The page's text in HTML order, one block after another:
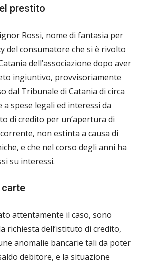
prestito
Rossi, nome di fantasia per
del consumatore che si è rivolto
dell’associazione dopo aver
ingiuntivo, provvisoriamente
dal Tribunale di Catania di circa
a spese legali ed interessi da
di credito per un’apertura di
non estinta a causa di
e che nel corso degli anni ha
su interessi.
carte
attentamente il caso, sono
richiesta dell’istituto di credito,
anomalie bancarie tali da poter
debitore, e la situazione